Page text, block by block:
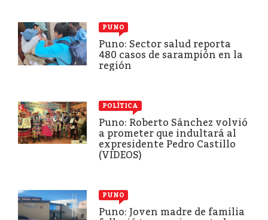
PUNO
Puno: Sector salud reporta
480 casos de sarampión en la
región
POLÍTICA
Puno: Roberto Sánchez volvió
a prometer que indultará al
expresidente Pedro Castillo
(VIDEOS)
PUNO
Puno: Joven madre de familia